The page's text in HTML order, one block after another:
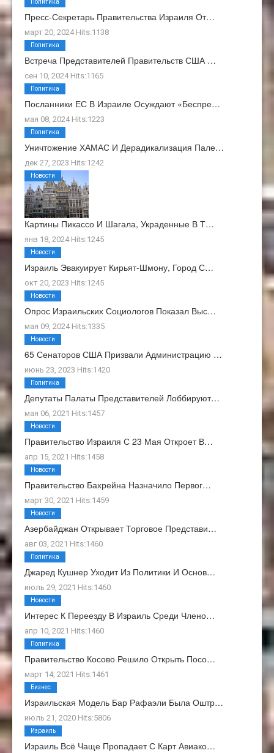
Пресс-Секретарь Правительства Израиля От…
март 20, 2024 Hits:1138
Политика
Встреча Представителей Правительств США …
сен 10, 2024 Hits:1165
Политика
Посланники ЕС В Израиле Осуждают «беспре…
мая 08, 2024 Hits:1223
Политика
Уничтожение ХАМАС И Дерадикализация Пале…
дек 27, 2023 Hits:1242
Политика
Картины Пикассо И Шагала, Украденные В Т…
янв 18, 2024 Hits:1245
Новости
Израиль Эвакуирует Кирьят-Шмону, Город С…
окт 20, 2023 Hits:1245
Новости
Опрос Израильских Социологов Показал Выс…
мая 09, 2024 Hits:1335
Новости
65 Сенаторов США Призвали Администрацию …
июнь 23, 2023 Hits:1420
Новости
Депутаты Палаты Представителей Лоббируют…
мая 06, 2021 Hits:1457
Политика
Правительство Израиля С 23 Мая Откроет В…
апр 15, 2021 Hits:1458
Новости
Правительство Бахрейна Назначило Первог…
март 30, 2021 Hits:1459
Новости
Азербайджан Открывает Торговое Представи…
авг 03, 2021 Hits:1460
Новости
Джаред Кушнер Уходит Из Политики И Основ…
июль 29, 2021 Hits:1460
Политика
Интерес К Переезду В Израиль Среди Члено…
апр 10, 2021 Hits:1460
Новости
Правительство Косово Решило Открыть Посо…
март 14, 2021 Hits:1461
Политика
Израильская Модель Бар Рафаэли Была Оштр…
июль 21, 2020 Hits:5806
Бизнес
Израиль Всё Чаще Пропадает С Карт Авиако…
Израиль